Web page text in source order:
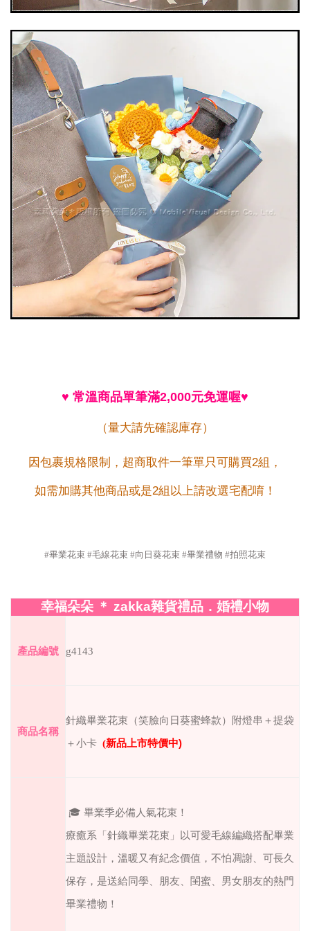
♥ 常溫商品單筆滿2,000元免運喔♥
（量大請先確認庫存）
因包裹規格限制，超商取件一筆單只可購買2組，
如需加購其他商品或是2組以上請改選宅配唷！
#畢業花束 #毛線花束 #向日葵花束 #畢業禮物 #拍照花束
幸福朵朵 ＊ zakka雜貨禮品．婚禮小物
產品編號 g4143
商品名稱
針織畢業花束（笑臉向日葵蜜蜂款）附燈串＋提袋
＋小卡 (新品上市特價中)
🎓 畢業季必備人氣花束！
療癒系「針織畢業花束」以可愛毛線編織搭配畢業
主題設計，溫暖又有紀念價值，不怕凋謝、可長久
保存，是送給同學、朋友、閨蜜、男女朋友的熱門
畢業禮物！